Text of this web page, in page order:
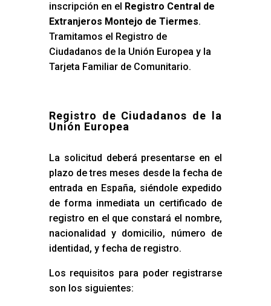
inscripción en el Registro Central de
Extranjeros Montejo de Tiermes.
Tramitamos el Registro de
Ciudadanos de la Unión Europea y la
Tarjeta Familiar de Comunitario.
Registro de Ciudadanos de la
Unión Europea
La solicitud deberá presentarse en el
plazo de tres meses desde la fecha de
entrada en España, siéndole expedido
de forma inmediata un certificado de
registro en el que constará el nombre,
nacionalidad y domicilio, número de
identidad, y fecha de registro.
Los requisitos para poder registrarse
son los siguientes: